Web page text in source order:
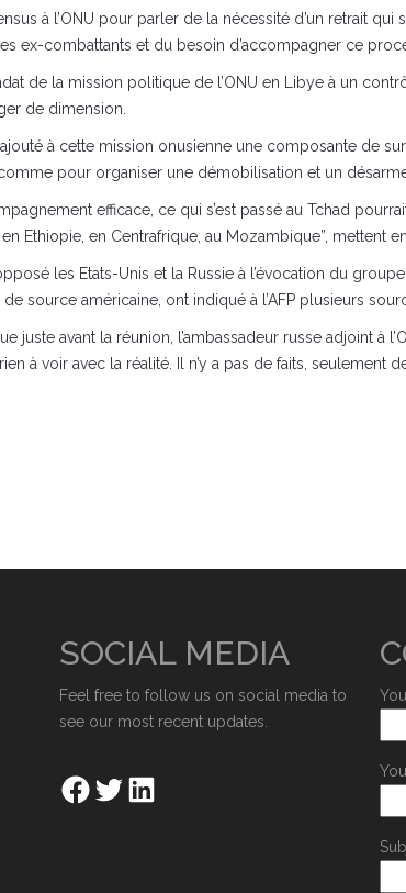
à l’ONU pour parler de la nécessité d’un retrait
ex-combattants et du besoin d’accompagner ce
de la mission politique de l’ONU en Libye à un
de dimension.
à cette mission onusienne une composante de
pour organiser une démobilisation et un
efficace, ce qui s’est passé au Tchad
Ethiopie, en Centrafrique, au Mozambique”, mettent
les Etats-Unis et la Russie à l’évocation du
source américaine, ont indiqué à l’AFP plusieurs
juste avant la réunion, l’ambassadeur russe adjoint à
à voir avec la réalité. Il n’y a pas de faits, seulement
SOCIAL MEDIA
Feel free to follow us on social media to
see our most recent updates.